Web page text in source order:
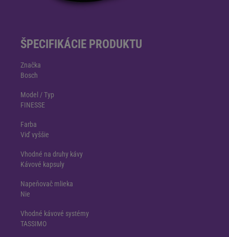
ŠPECIFIKÁCIE PRODUKTU
Značka
Bosch
Model / Typ
FINESSE
Farba
Viď vyššie
Vhodné na druhy kávy
Kávové kapsuly
Napeňovač mlieka
Nie
Vhodné kávové systémy
TASSIMO